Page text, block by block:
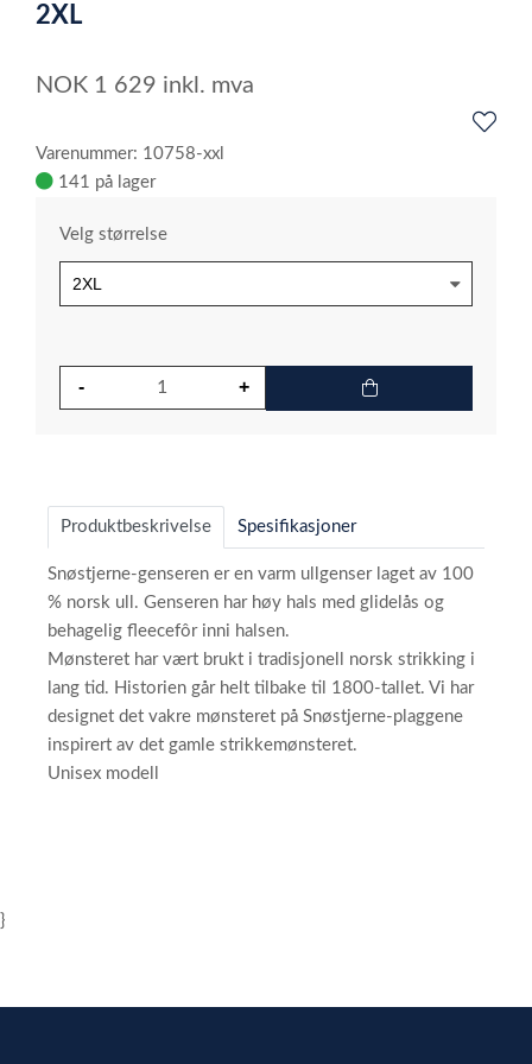
6
2XL
NOK 1 629 inkl. mva
Varenummer: 10758-xxl
141 på lager
Velg størrelse
Produktbeskrivelse Spesifikasjoner
Snøstjerne-genseren er en varm ullgenser laget av 100
% norsk ull. Genseren har høy hals med glidelås og
behagelig fleecefôr inni halsen.
Mønsteret har vært brukt i tradisjonell norsk strikking i
lang tid. Historien går helt tilbake til 1800-tallet. Vi har
designet det vakre mønsteret på Snøstjerne-plaggene
inspirert av det gamle strikkemønsteret.
Unisex modell
}